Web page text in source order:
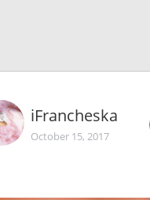
iFrancheska
October 15, 2017